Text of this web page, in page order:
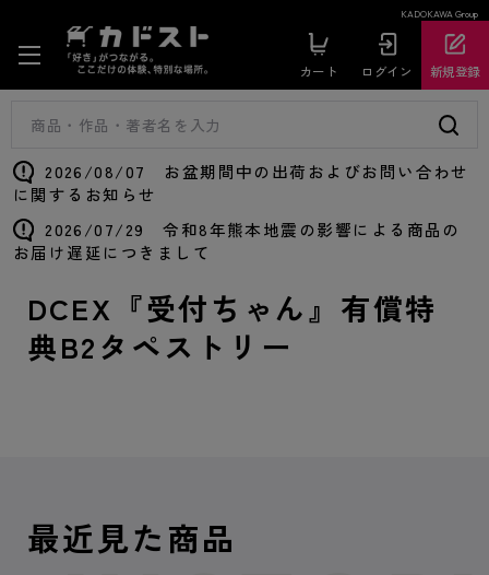
KADOKAWA Group
カート ログイン 新規登録
2026/08/07 お盆期間中の出荷およびお問い合わせ
に関するお知らせ
2026/07/29 令和8年熊本地震の影響による商品の
お届け遅延につきまして
DCEX『受付ちゃん』有償特
典B2タペストリー
最近見た商品